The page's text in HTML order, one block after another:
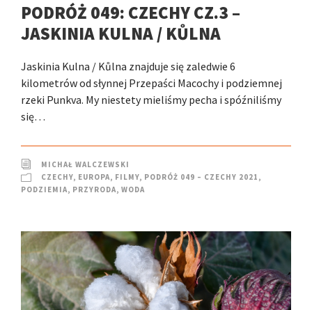
PODRÓŻ 049: CZECHY CZ.3 –
JASKINIA KULNA / KŮLNA
Jaskinia Kulna / Kůlna znajduje się zaledwie 6
kilometrów od słynnej Przepaści Macochy i podziemnej
rzeki Punkva. My niestety mieliśmy pecha i spóźniliśmy
się…
MICHAŁ WALCZEWSKI
CZECHY, EUROPA, FILMY, PODRÓŻ 049 – CZECHY 2021 ,
PODZIEMIA, PRZYRODA, WODA